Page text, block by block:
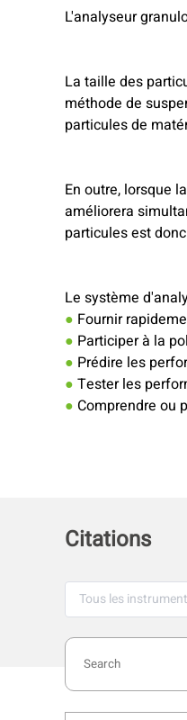
L'analyseur
La taille des
méthode de
particules de
En outre, lorsque
améliorera
particules est
Le système
● Fournir
● Participer à la
● Prédire les
● Tester les
● Comprendre ou
Citations